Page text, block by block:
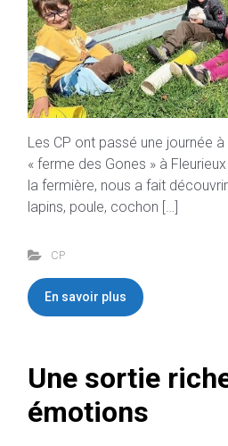
Les CP ont passé une journée
« ferme des Gones » à
la fermière, nous a fait
lapins, poule, cochon […]
CP
En savoir plus
Une sortie
émotions